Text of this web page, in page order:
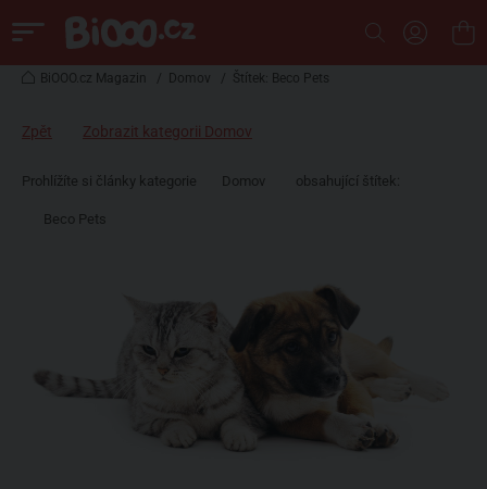
BiOOO.cz Magazin / Domov / Štítek: Beco Pets
Zpět Zobrazit kategorii Domov
Prohlížíte si články kategorie Domov obsahující štítek:
Beco Pets